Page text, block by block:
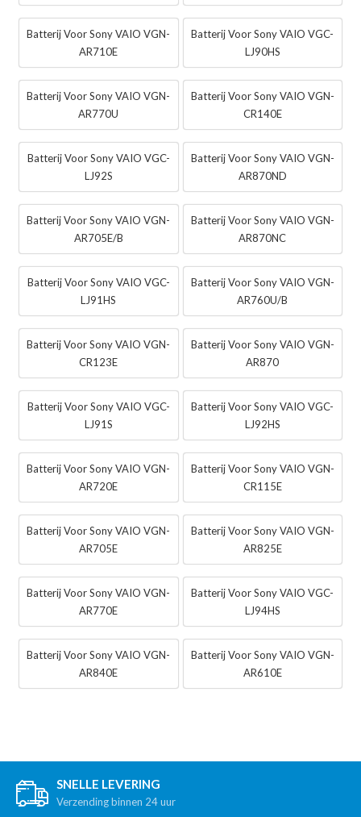
Batterij Voor Sony VAIO VGN-
AR710E
Batterij Voor Sony VAIO VGC-
LJ90HS
Batterij Voor Sony VAIO VGN-
AR770U
Batterij Voor Sony VAIO VGN-
CR140E
Batterij Voor Sony VAIO VGC-
LJ92S
Batterij Voor Sony VAIO VGN-
AR870ND
Batterij Voor Sony VAIO VGN-
AR705E/B
Batterij Voor Sony VAIO VGN-
AR870NC
Batterij Voor Sony VAIO VGC-
LJ91HS
Batterij Voor Sony VAIO VGN-
AR760U/B
Batterij Voor Sony VAIO VGN-
CR123E
Batterij Voor Sony VAIO VGN-
AR870
Batterij Voor Sony VAIO VGC-
LJ91S
Batterij Voor Sony VAIO VGC-
LJ92HS
Batterij Voor Sony VAIO VGN-
AR720E
Batterij Voor Sony VAIO VGN-
CR115E
Batterij Voor Sony VAIO VGN-
AR705E
Batterij Voor Sony VAIO VGN-
AR825E
Batterij Voor Sony VAIO VGN-
AR770E
Batterij Voor Sony VAIO VGC-
LJ94HS
Batterij Voor Sony VAIO VGN-
AR840E
Batterij Voor Sony VAIO VGN-
AR610E
SNELLE LEVERING
Verzending binnen 24 uur